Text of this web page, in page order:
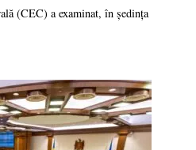
(CEC) a examinat, în ședința